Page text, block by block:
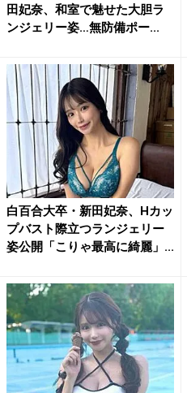
田妃奈、和室で魅せた大胆ラ
ンジェリー姿…無防備ポー...
白百合大卒・新田妃奈、Hカッ
プバスト際立つランジェリー
姿公開「こりゃ最高に綺麗」...